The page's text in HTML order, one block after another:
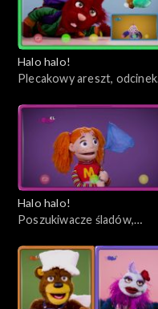
Halo halo!
Plecakowy areszt, odcinek
Halo halo!
Poszukiwacze śladów,